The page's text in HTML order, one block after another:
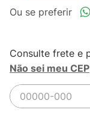
Não sei meu CEP